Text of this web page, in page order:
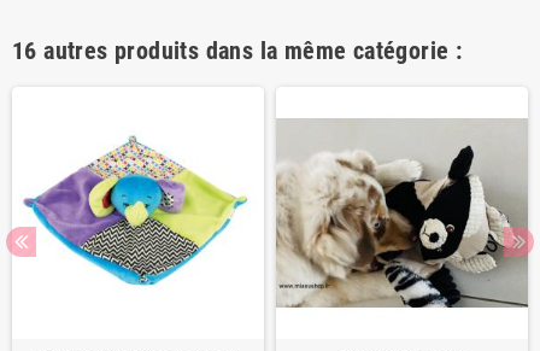
16 autres produits dans la même catégorie :